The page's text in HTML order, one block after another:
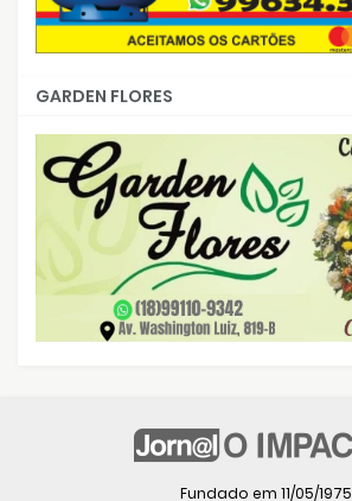
GARDEN FLORES
Fundado em 11/05/1975